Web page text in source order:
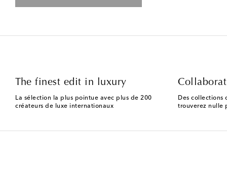
The finest edit in luxury
La sélection la plus pointue avec plus de 200
créateurs de luxe internationaux
Des collections
trouverez nulle